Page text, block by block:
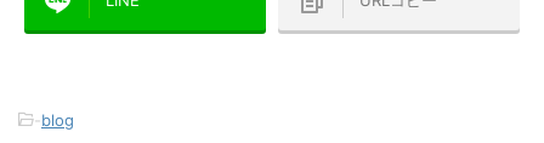
-blog